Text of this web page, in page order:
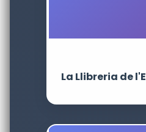
La Llibreria de